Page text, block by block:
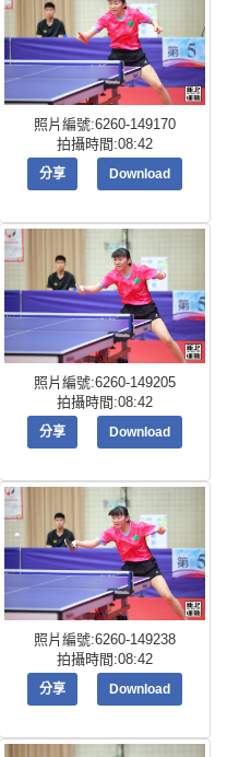
照片編號:6260-149170
拍攝時間:08:42
分享 Download
照片編號:6260-149205
拍攝時間:08:42
分享 Download
照片編號:6260-149238
拍攝時間:08:42
分享 Download